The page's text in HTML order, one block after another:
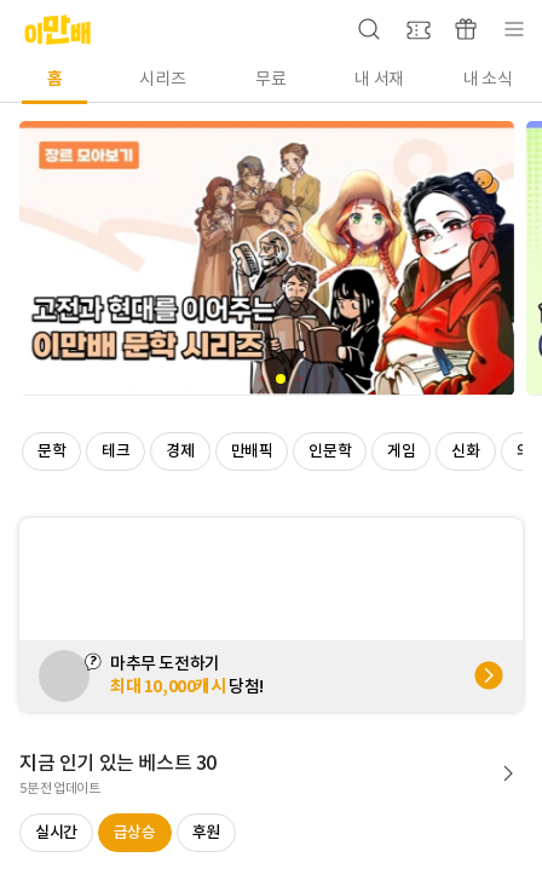
홈 시리즈 무료 내 서재 내 소식
문학 테크 경제 만배픽 인문학 게임 신화 의
마추무 도전하기
최대 10,000캐시 당첨!
지금 인기 있는 베스트 30
5분전 업데이트
실시간 급상승 후원